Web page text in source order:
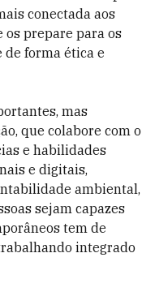
conectada aos
os prepare para os
forma ética e
mas
que colabore com o
e habilidades
e digitais,
ambiental,
sejam capazes
tem de
integrado